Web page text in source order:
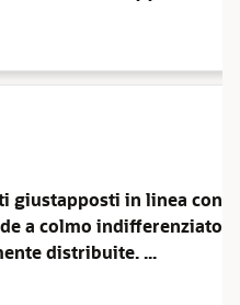
giustapposti in linea con
a colmo indifferenziato.
distribuite. ...